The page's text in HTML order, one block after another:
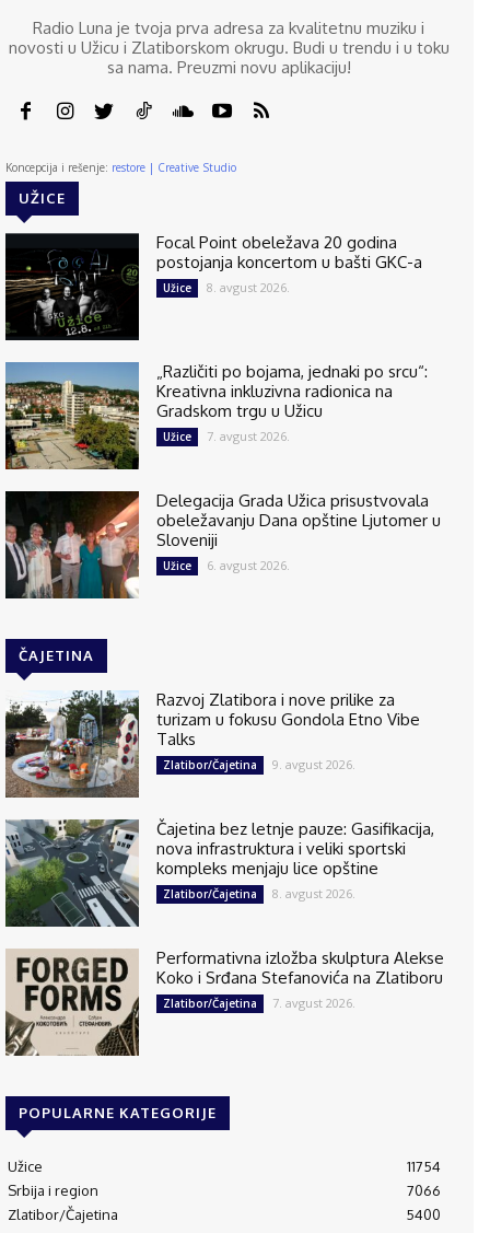
Radio Luna je tvoja prva adresa za kvalitetnu muziku i
novosti u Užicu i Zlatiborskom okrugu. Budi u trendu i u toku
sa nama. Preuzmi novu aplikaciju!
Koncepcija i rešenje: restore | Creative Studio
UŽICE
Focal Point obeležava 20 godina
postojanja koncertom u bašti GKC-a
Užice 8. avgust 2026.
„Različiti po bojama, jednaki po srcu“:
Kreativna inkluzivna radionica na
Gradskom trgu u Užicu
Užice 7. avgust 2026.
Delegacija Grada Užica prisustvovala
obeležavanju Dana opštine Ljutomer u
Sloveniji
Užice 6. avgust 2026.
ČAJETINA
Razvoj Zlatibora i nove prilike za
turizam u fokusu Gondola Etno Vibe
Talks
Zlatibor/Čajetina 9. avgust 2026.
Čajetina bez letnje pauze: Gasifikacija,
nova infrastruktura i veliki sportski
kompleks menjaju lice opštine
Zlatibor/Čajetina 8. avgust 2026.
Performativna izložba skulptura Alekse
Koko i Srđana Stefanovića na Zlatiboru
Zlatibor/Čajetina 7. avgust 2026.
POPULARNE KATEGORIJE
Užice
11754
Srbija i region
7066
Zlatibor/Čajetina
5400